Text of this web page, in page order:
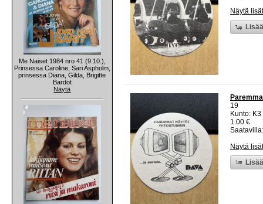
Me Naiset 1984 nro 41 (9.10.),
Prinsessa Caroline, Sari Aspholm,
prinsessa Diana, Gilda, Brigitte
Bardot
Näytä
Näytä
19
Kunto:
1.00 €
Näytä